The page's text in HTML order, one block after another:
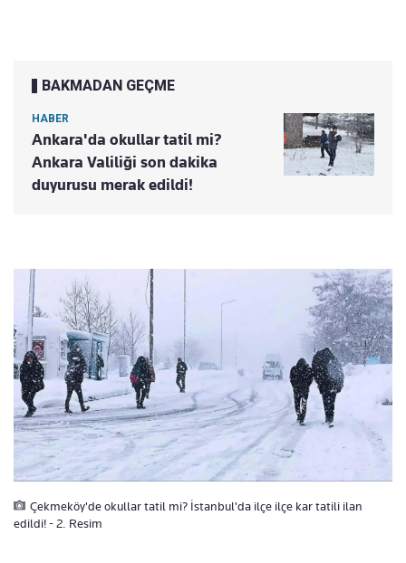
BAKMADAN GEÇME
HABER
Ankara'da okullar tatil mi?
Ankara Valiliği son dakika
duyurusu merak edildi!
Çekmeköy'de okullar tatil mi? İstanbul'da ilçe ilçe kar tatili ilan
edildi! - 2. Resim